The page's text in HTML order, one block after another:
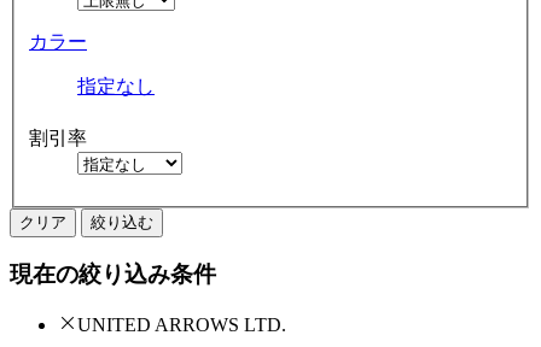
カラー
指定なし
割引率
クリア 絞り込む
現在の絞り込み条件
UNITED ARROWS LTD.